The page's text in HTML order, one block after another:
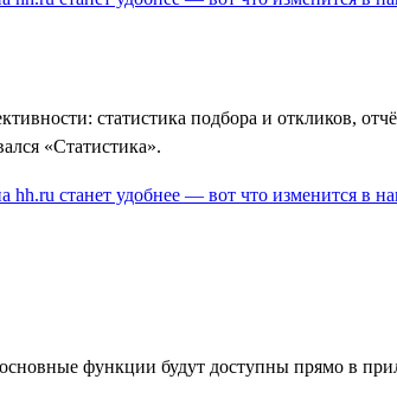
статистика подбора и откликов,
«Статистика».
основные функции будут доступны прямо в